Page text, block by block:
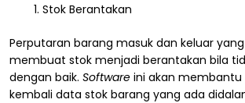
Stok Berantakan
Perputaran barang masuk dan keluar
membuat stok menjadi berantakan bila
dengan baik. Software ini akan membantu
kembali data stok barang yang ada